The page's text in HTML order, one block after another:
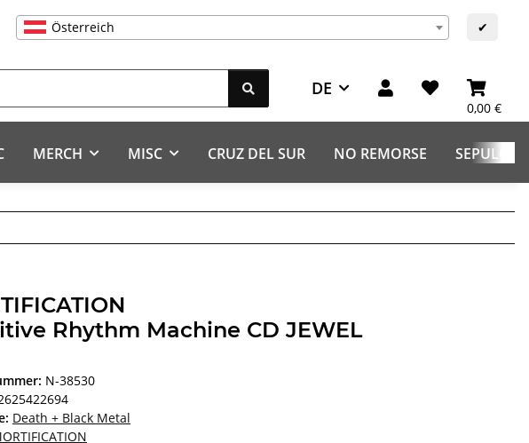
Österreich ✔
DE
0,00 €
MERCH MISC CRUZ DEL SUR NO REMORSE
Rhythm Machine CD JEWEL
N-38530
Death + Black Metal